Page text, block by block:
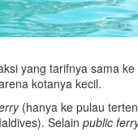
yang tarifnya sama
kotanya kecil.
(hanya ke pulau
Selain public